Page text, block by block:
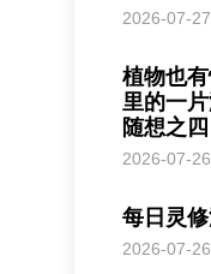
2026-07-27
植物也
里的一
随想之四
2026-07-26
每日灵
2026-07-26